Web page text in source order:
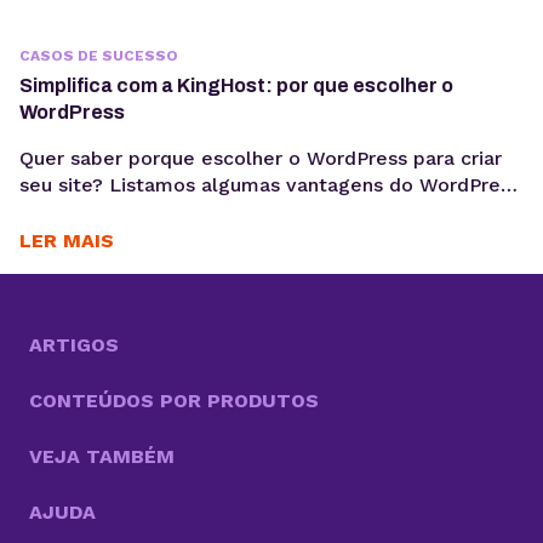
CASOS DE SUCESSO
Simplifica com a KingHost: por que escolher o
WordPress
Quer saber porque escolher o WordPress para criar
seu site? Listamos algumas vantagens do WordPress
projetos. Você já ficou sabendo da novidade? A
consultoria exclusiva de...
LER MAIS
ARTIGOS
CONTEÚDOS POR PRODUTOS
VEJA TAMBÉM
AJUDA